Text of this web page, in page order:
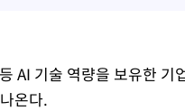
AI 기술 역량을 보유한
온다.